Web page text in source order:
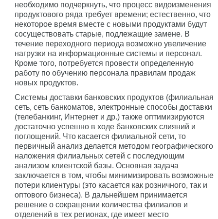
необходимо подчеркнуть, что процесс видоизменения
продуктового ряда требует времени; естественно, что
некоторое время вместе с новыми продуктами будут
сосуществовать старые, подлежащие замене. В
течение переходного периода возможно увеличение
нагрузки на информационные системы и персонал.
Кроме того, потребуется провести определенную
работу по обучению персонала правилам продаж
новых продуктов.
Системы доставки банковских продуктов (филиальная
сеть, сеть банкоматов, электронные способы доставки
(телебанкинг, Интернет и др.) также оптимизируются
достаточно успешно в ходе банковских слияний и
поглощений. Что касается филиальной сети, то
первичный анализ делается методом географического
наложения филиальных сетей с последующим
анализом клиентской базы. Основная задача
заключается в том, чтобы минимизировать возможные
потери клиентуры (это касается как розничного, так и
оптового бизнеса). В дальнейшем принимается
решение о сокращении количества филиалов и
отделений в тех регионах, где имеет место